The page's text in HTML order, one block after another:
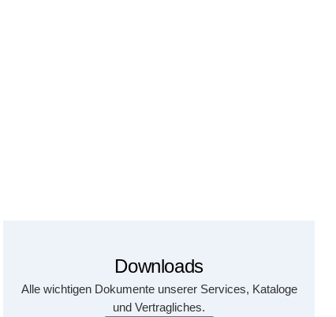
Downloads
Alle wichtigen Dokumente unserer Services, Kataloge
und Vertragliches.